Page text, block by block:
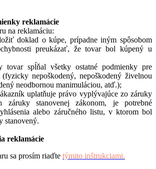
reklamácie
na reklamáciu:
doklad o kúpe, prípadne iným spôsobom
preukázať, že tovar bol kúpený u
tovar spĺňal všetky ostatné podmienky pre
nepoškodený, nepoškodený živelnou
neodbornou manimuláciou, atď.);
uplatňuje právo vyplývajúce zo záruky
záruky stanovenej zákonom, je potrebné
alebo záručného listu, v ktorom bol
stanovený.
reklamácie
sa prosím riaďte týmito inštrukciami.